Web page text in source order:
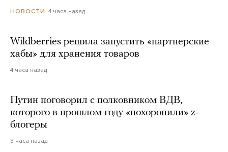
НОВОСТИ 4 часа назад
Wildberries решила запустить «партнерские
хабы» для хранения товаров
4 часа назад
Путин поговорил с полковником ВДВ,
которого в прошлом году «похоронили» z-
блогеры
3 часа назад